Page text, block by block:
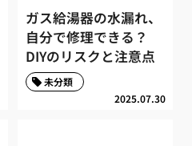
ガス給湯器の水漏れ、
自分で修理できる？
DIYのリスクと注意点
2025.07.30
未分類